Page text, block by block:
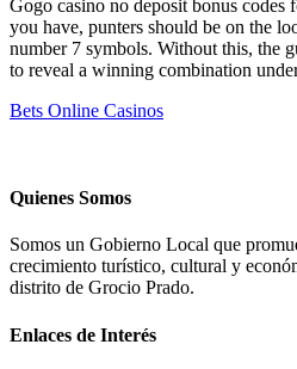
Gogo casino no deposit bonus codes
you have, punters should be on the
number 7 symbols. Without this, the
to reveal a winning combination
Bets Online Casinos
Quienes Somos
Somos un Gobierno Local que
crecimiento turístico, cultural y
distrito de Grocio Prado.
Enlaces de Interés